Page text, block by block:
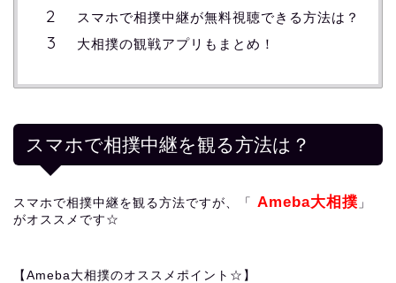
スマホで相撲中継が無料視聴できる方法は？
大相撲の観戦アプリもまとめ！
スマホで相撲中継を観る方法は？
スマホで相撲中継を観る方法ですが、「 Ameba大相撲 」
がオススメです☆
【Ameba大相撲のオススメポイント☆】